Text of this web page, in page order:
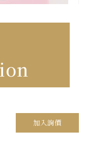
加入詢價